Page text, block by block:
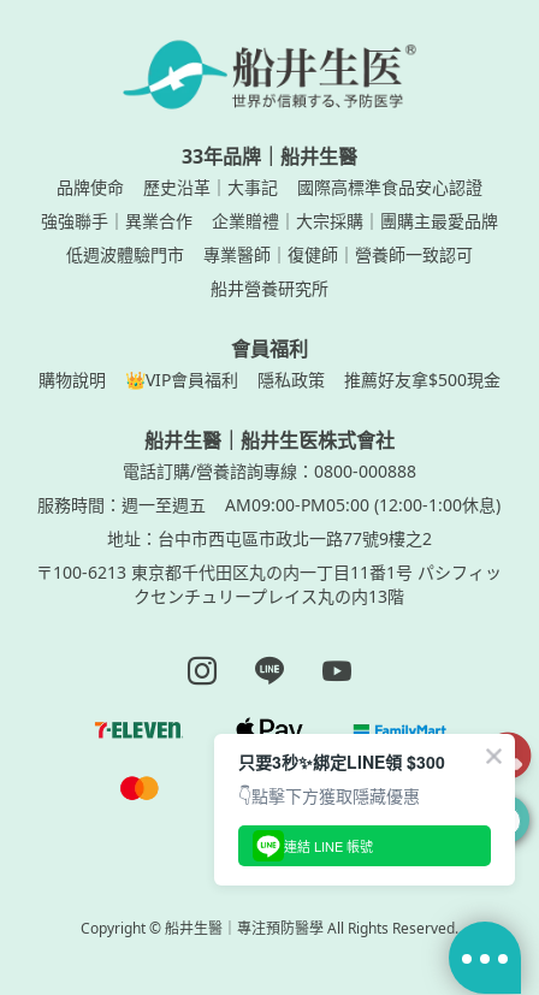
33年品牌｜船井生醫
品牌使命 歷史沿革｜大事記
國際高標準食品安心認證
強強聯手｜異業合作
企業贈禮｜大宗採購｜團購主最愛品牌
低週波體驗門市
專業醫師｜復健師｜營養師一致認可
船井營養研究所
會員福利
購物說明 👑VIP會員福利 隱私政策 推薦好友拿$500現金
船井生醫｜船井生医株式會社
電話訂購/營養諮詢專線：0800-000888
服務時間：週一至週五
AM09:00-PM05:00 (12:00-1:00休息)
地址：台中市西屯區市政北一路77號9樓之2
〒100-6213 東京都千代田区丸の内一丁目11番1号 パシフィッ
クセンチュリープレイス丸の内13階
Instagram page
Line pageYoutube page
Copyright © 船井生醫｜專注預防醫學 All Rights Reserved.
只要3秒✨綁定LINE領 $300
👇點擊下方獲取隱藏優惠
連結 LINE 帳號